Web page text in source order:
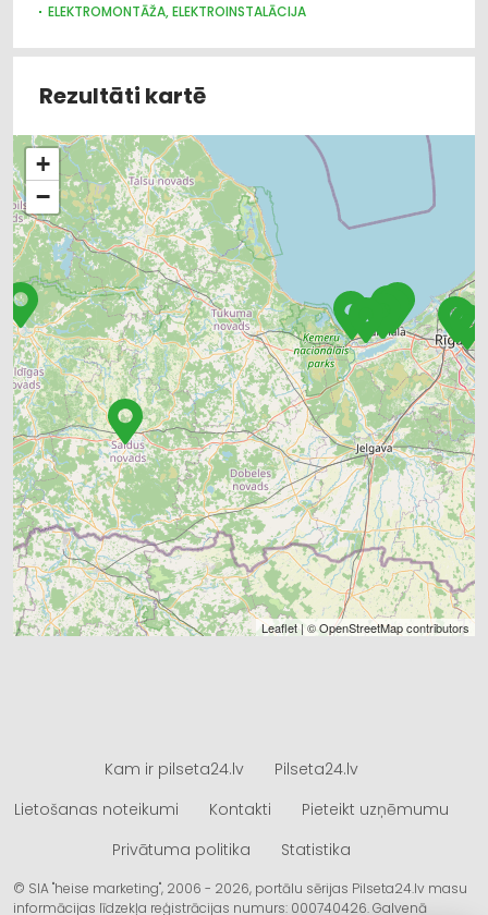
ELEKTROMONTĀŽA, ELEKTROINSTALĀCIJA
CELTNIECĪBAS UN REMONTA DARBI
SILTUMIZOLĀCIJAS DARBI
Rezultāti kartē
+
−
Leaflet | ©OpenStreetMapcontributors
Kam ir pilseta24.lv
Pilseta24.lv
Lietošanas noteikumi
Kontakti
Pieteikt uzņēmumu
Privātuma politika
Statistika
© SIA "heise marketing", 2006 - 2026, portālu sērijas Pilseta24.lv masu
informācijas līdzekļa reģistrācijas numurs: 000740426. Galvenā